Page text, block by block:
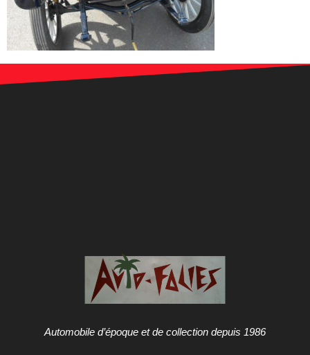
Automobile d’époque et de collection depuis 1986